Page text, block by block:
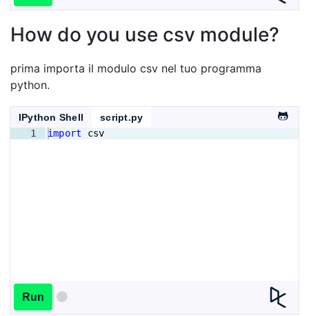
How do you use csv module?
prima importa il modulo csv nel tuo programma
python.
IPython Shell
script.py
1
import csv
Run